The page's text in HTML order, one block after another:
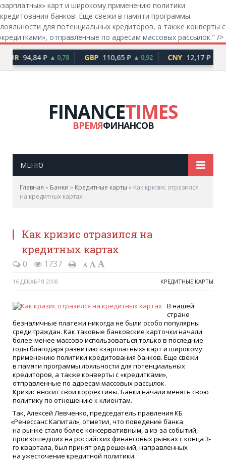
зарплатных» карт и широкому применению политики
кредитования банков. Еще свежи в памяти программы
лояльности для потенциальных кредиторов, а также конверты с
кредитками», отправленные по адресам массовых рассылок." />
EUR 94,84 ₽ ▲ 0,78 GBP 110,65 ₽ ▲ 0,92 CNY 12,17 ₽ ▲
FINANCETIMES
ВРЕМЯФИНАНСОВ
МЕНЮ
Главная » Банки » Кредитные карты » Как кризис отразился
на кредитных картах
Как кризис отразился на
кредитных картах
0 1737
16 ДЕКАБРЯ 2008 КРЕДИТНЫЕ КАРТЫ
В нашей
стране
безналичные платежи никогда не были особо популярны
среди граждан. Как таковые банковские карточки начали
более-менее массово использоваться только в последние
годы благодаря развитию «зарплатных» карт и широкому
применению политики кредитования банков. Еще свежи
в памяти программы лояльности для потенциальных
кредиторов, а также конверты с «кредитками»,
отправленные по адресам массовых рассылок.
Кризис вносит свои коррективы. Банки начали менять свою
политику по отношению к клиентам.
Так, Алексей Левченко, председатель правления КБ
«Ренессанс Капитал», отметил, что поведение банка
на рынке стало более консервативным, а из-за событий,
произошедших на российских финансовых рынках с конца 3-
го квартала, был принят ряд решений, направленных
на ужесточение кредитной политики.